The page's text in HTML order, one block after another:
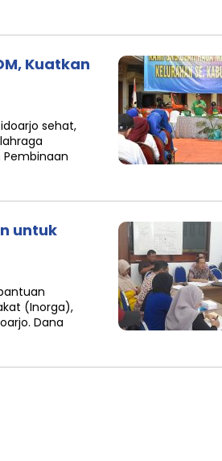
Kuatkan
sehat,
Pembinaan
untuk
(Inorga),
Dana